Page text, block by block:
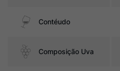
Contéudo
Composição Uva